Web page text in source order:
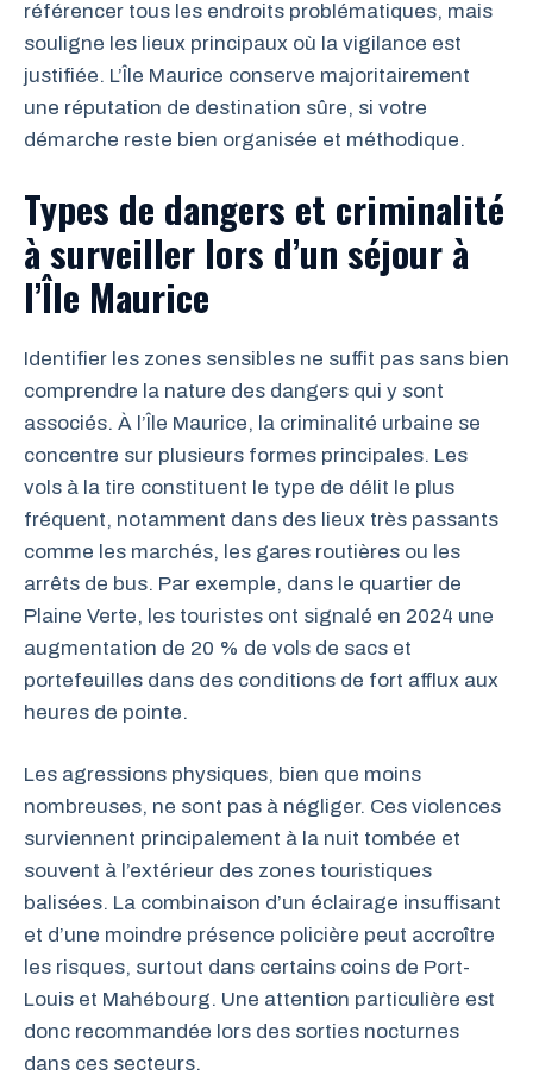
référencer tous les endroits problématiques, mais
souligne les lieux principaux où la vigilance est
justifiée. L’Île Maurice conserve majoritairement
une réputation de destination sûre, si votre
démarche reste bien organisée et méthodique.
Types de dangers et criminalité
à surveiller lors d’un séjour à
l’Île Maurice
Identifier les zones sensibles ne suffit pas sans bien
comprendre la nature des dangers qui y sont
associés. À l’Île Maurice, la criminalité urbaine se
concentre sur plusieurs formes principales. Les
vols à la tire constituent le type de délit le plus
fréquent, notamment dans des lieux très passants
comme les marchés, les gares routières ou les
arrêts de bus. Par exemple, dans le quartier de
Plaine Verte, les touristes ont signalé en 2024 une
augmentation de 20 % de vols de sacs et
portefeuilles dans des conditions de fort afflux aux
heures de pointe.
Les agressions physiques, bien que moins
nombreuses, ne sont pas à négliger. Ces violences
surviennent principalement à la nuit tombée et
souvent à l’extérieur des zones touristiques
balisées. La combinaison d’un éclairage insuffisant
et d’une moindre présence policière peut accroître
les risques, surtout dans certains coins de Port-
Louis et Mahébourg. Une attention particulière est
donc recommandée lors des sorties nocturnes
dans ces secteurs.